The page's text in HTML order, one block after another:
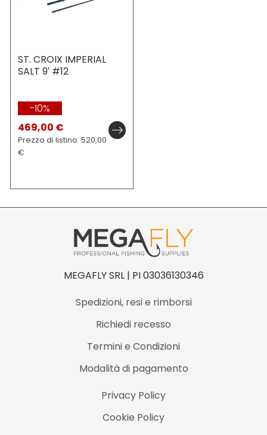
ST. CROIX IMPERIAL
SALT 9′ #12
-10%
469,00 €
Prezzo di listino: 520,00
€
MEGAFLY SRL | PI 03036130346
Spedizioni, resi e rimborsi
Richiedi recesso
Termini e Condizioni
Modalità di pagamento
Privacy Policy
Cookie Policy